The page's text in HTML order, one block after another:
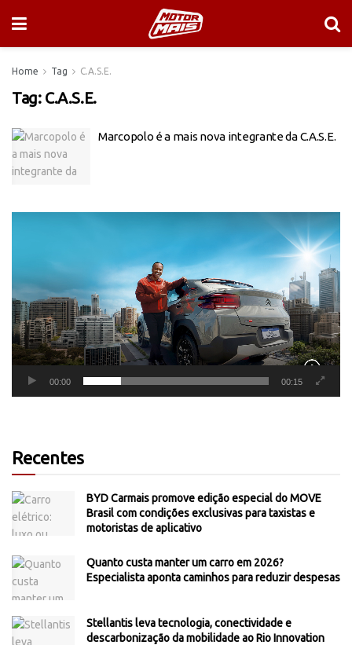
Home Tag C.A.S.E.
Tag: C.A.S.E.
Marcopolo é a mais nova integrante da C.A.S.E.
00:00 00:15
Recentes
BYD Carmais promove edição especial do MOVE
Brasil com condições exclusivas para taxistas e
motoristas de aplicativo
Quanto custa manter um carro em 2026?
Especialista aponta caminhos para reduzir despesas
Stellantis leva tecnologia, conectividade e
descarbonização da mobilidade ao Rio Innovation